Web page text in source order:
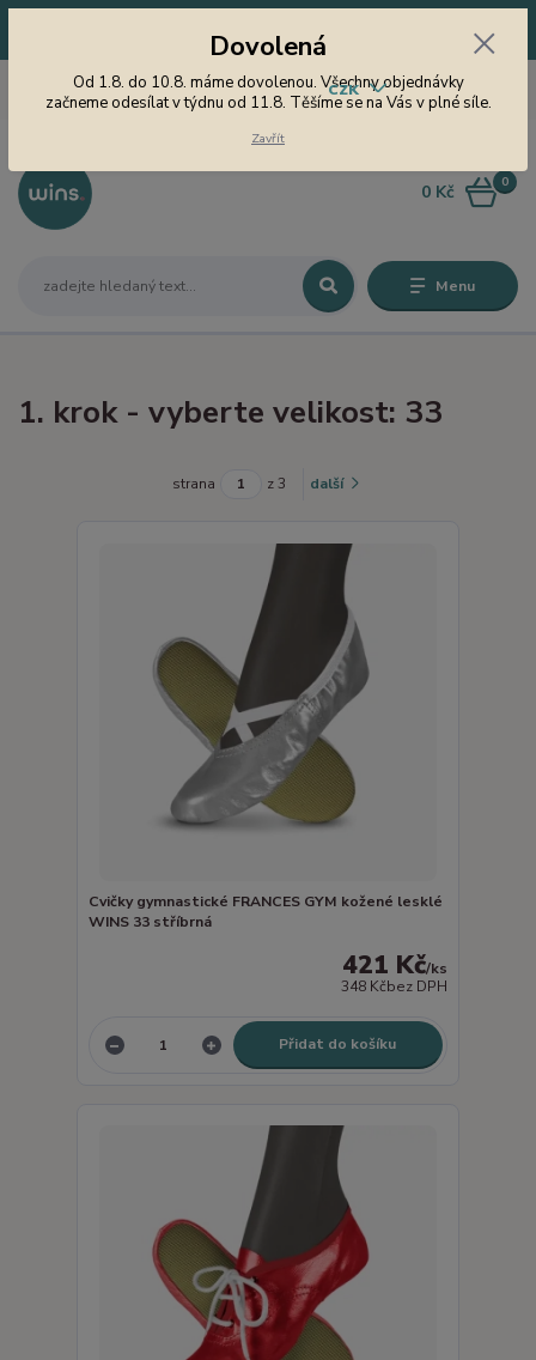
začneme odesílat v týdnu od 11.8. Těšíme se na Vás v plné síle.
Menu
CZK
605 747 185
Jsme tu pro Vás od 9 do 15
hodin
0
0 Kč
1. krok - vyberte velikost: 33
strana z 3 další
Cvičky gymnastické FRANCES GYM kožené lesklé
WINS 33 stříbrná
421 Kč/ks
348 Kčbez DPH
Přidat do košíku
Dovolená
Od 1.8. do 10.8. máme dovolenou. Všechny objednávky
začneme odesílat v týdnu od 11.8. Těšíme se na Vás v plné síle.
Zavřít